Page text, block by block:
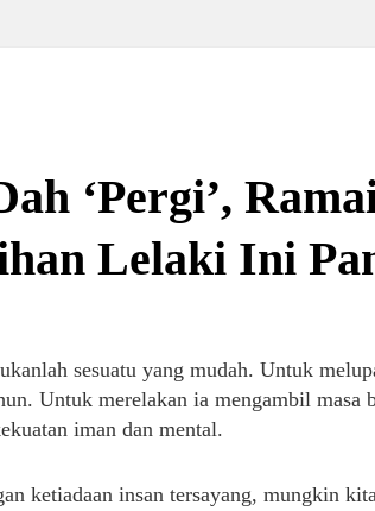
‘Pergi’,
Lelaki Ini
sesuatu yang mudah. Untuk
Untuk merelakan ia mengambil masa
iman dan mental.
ketiadaan insan tersayang, mungkin